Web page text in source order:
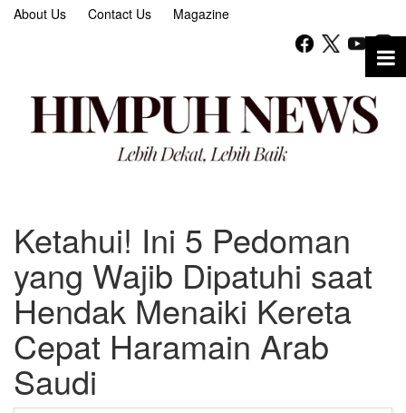
About Us Contact Us Magazine
Ketahui! Ini 5 Pedoman
yang Wajib Dipatuhi saat
Hendak Menaiki Kereta
Cepat Haramain Arab
Saudi